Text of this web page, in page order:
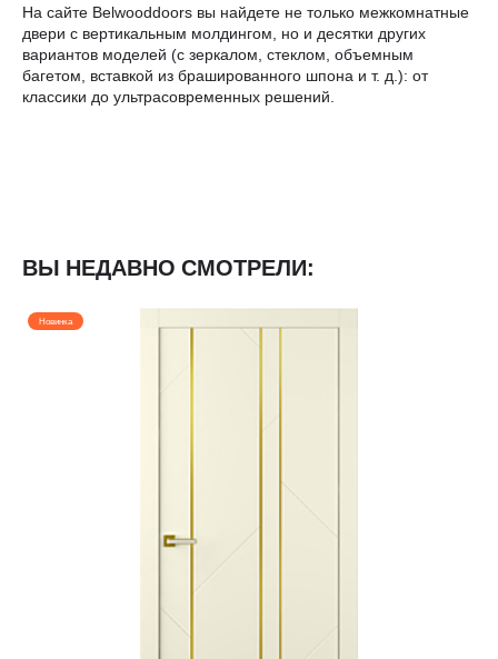
На сайте Belwooddoors вы найдете не только межкомнатные
двери с вертикальным молдингом, но и десятки других
вариантов моделей (с зеркалом, стеклом, объемным
багетом, вставкой из брашированного шпона и т. д.): от
классики до ультрасовременных решений.
ВЫ НЕДАВНО СМОТРЕЛИ:
Новинка